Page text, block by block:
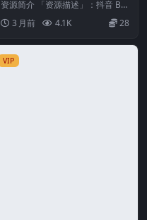
资源简介 「资源描述」：抖音 BT
富儿 轻糖乐园 NO.004期 【32P】
「...3 月前 4.1K 28
VIP